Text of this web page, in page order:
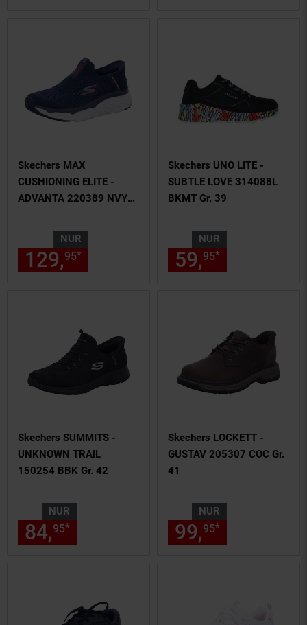
Skechers MAX
CUSHIONING ELITE -
ADVANTA 220389 NVY
NUR
129,95* € Sternchen
Skechers UNO LITE -
SUBTLE LOVE 314088L
BKMT Gr. 39
NUR
59,95*
Skechers SUMMITS -
UNKNOWN TRAIL
150254 BBK Gr. 42
NUR
84,95* € Sternchen
Skechers LOCKETT -
GUSTAV 205307 COC Gr.
41
NUR
99,95*